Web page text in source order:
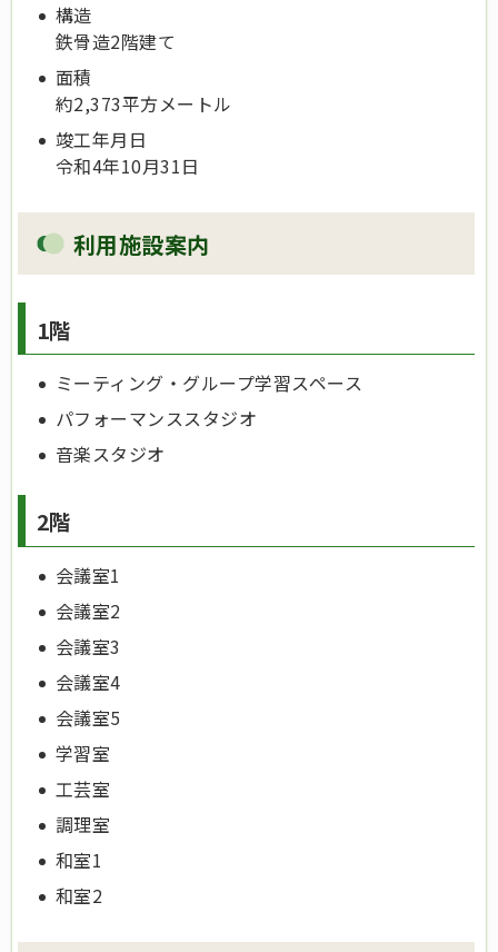
構造
鉄骨造2階建て
面積
約2,373平方メートル
竣工年月日
令和4年10月31日
利用施設案内
1階
ミーティング・グループ学習スペース
パフォーマンススタジオ
音楽スタジオ
2階
会議室1
会議室2
会議室3
会議室4
会議室5
学習室
工芸室
調理室
和室1
和室2